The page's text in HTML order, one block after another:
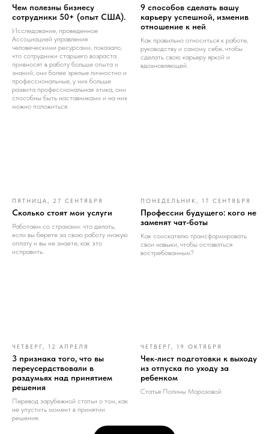
Чем полезны бизнесу
сотрудники 50+ (опыт США).
Исследование, проведенное
Ассоциацией управления
человеческими ресурсами, показало,
что сотрудники старшего возраста
привносят в работу больше опыта и
знаний, они более зрелые личностно и
профессиональные, у них больше
развита профессиональная этика, они
способны быть наставниками и на них
можно положиться.
9 способов сделать вашу
карьеру успешной, изменив
отношение к ней
Как правильно относиться к работе,
руководству и самому себе, чтобы
сделать свою карьеру яркой и
вдохновляющей.
ПЯТНИЦА, 27 СЕНТЯБРЯ
Сколько стоят мои услуги
Работаем со страхами: что делать,
если вы берете за свою работу низкую
оплату и вы не знаете, как это
исправить.
ПОНЕДЕЛЬНИК, 17 СЕНТЯБРЯ
Профессии будущего: кого не
заменят чат-боты
Как соискателю трансформировать
свои навыки, чтобы оставаться
востребованным?
ЧЕТВЕРГ, 12 АПРЕЛЯ
3 признака того, что вы
переусердствовали в
раздумьях над принятием
решения
Перевод зарубежной статьи о том, как
не упустить момент в принятии
решения.
ЧЕТВЕРГ, 19 ОКТЯБРЯ
Чек-лист подготовки к выходу
из отпуска по уходу за
ребенком
Статья Полины Морозовой